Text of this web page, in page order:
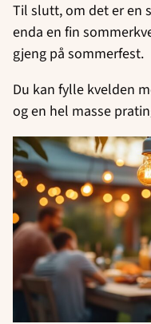
Til slutt, om det er en
enda en fin
gjeng på sommerfest.
Du kan fylle kvelden
og en hel masse